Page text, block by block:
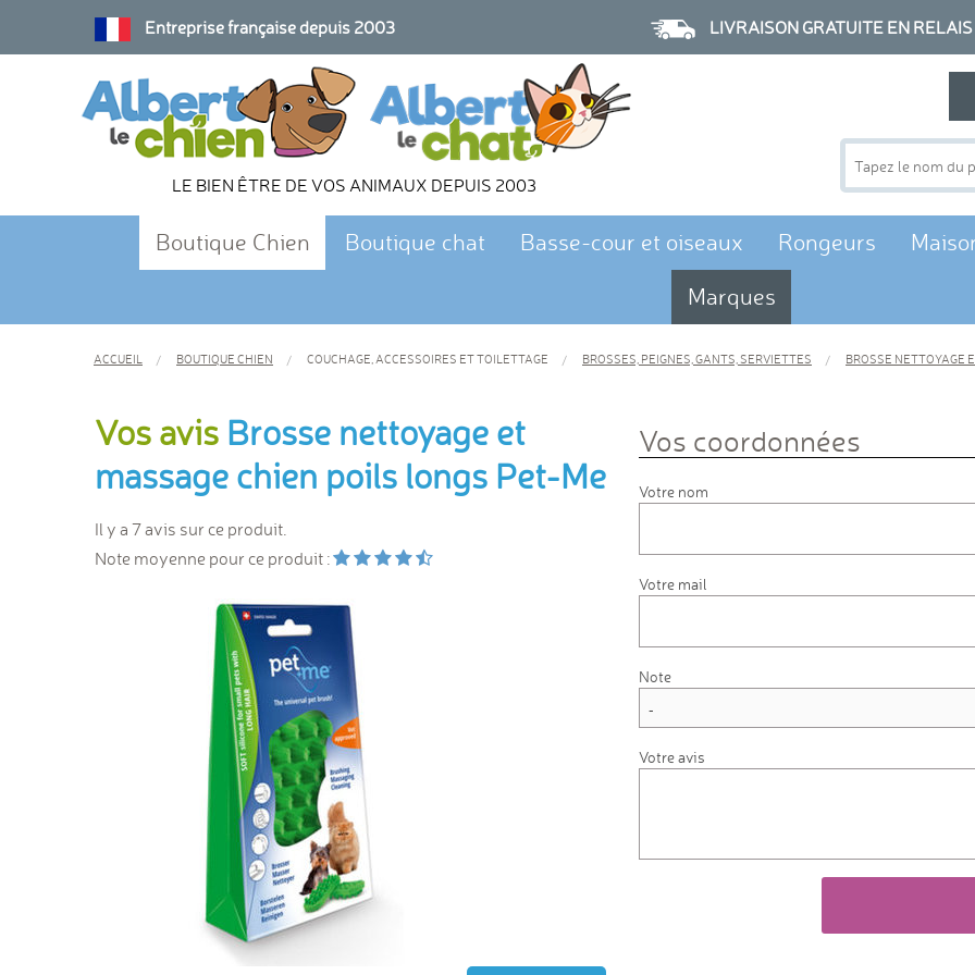
Entreprise française depuis 2003 LIVRAISON GRATUITE EN
LE BIEN ÊTRE DE VOS ANIMAUX DEPUIS 2003
Boutique Chien Boutique chat Basse-cour et oiseaux Rongeurs
Marques
ACCUEIL BOUTIQUE CHIEN COUCHAGE, ACCESSOIRES ET TOILETTAGE BROSSES, PEIGNES, GANTS, SERVIETTES BROSSE NETTOYAGE
Vos avis Brosse nettoyage et
massage chien poils longs Pet-Me
Il y a 7 avis sur ce produit.
Note moyenne pour ce produit :
Vos coordonnées
Votre nom
Votre mail
Note
Votre avis